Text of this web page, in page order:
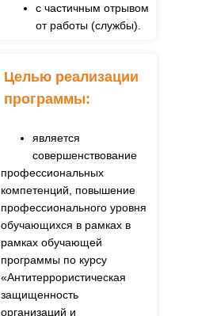
с частичным отрывом
от работы (службы).
является
совершенствование
профессиональных
компетенций, повышение
профессионального уровня
обучающихся в рамках в
рамках обучающей
программы по курсу
«Антитеррористическая
защищенность
организаций и
Целью реализации
программы: